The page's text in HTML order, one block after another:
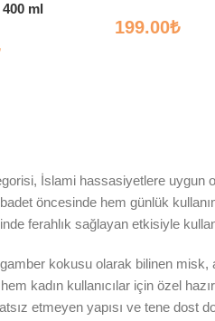
ml
199.00₺
İslami hassasiyetlere uygun
öncesinde hem günlük
ferahlık sağlayan etkisiyle
kokusu olarak bilinen misk,
kadın kullanıcılar için özel
etmeyen yapısı ve tene dost